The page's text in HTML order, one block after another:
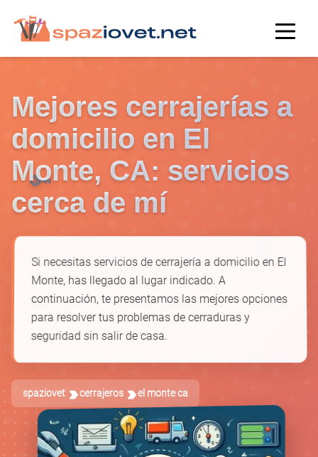
🔑
🔒
Mejores cerrajerías a
domicilio en El
Monte, CA: servicios
cerca de mí
Si necesitas servicios de cerrajería a domicilio en El
Monte, has llegado al lugar indicado. A
continuación, te presentamos las mejores opciones
para resolver tus problemas de cerraduras y
seguridad sin salir de casa.
spaziovet cerrajeros el monte ca